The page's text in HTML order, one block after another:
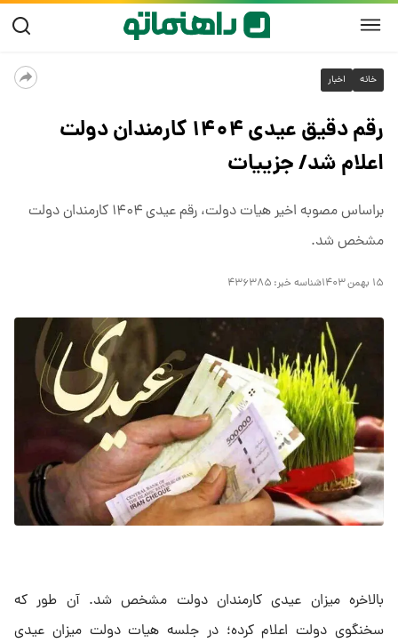
خانه اخبار
رقم دقیق عیدی ۱۴۰۴ کارمندان دولت
اعلام شد/ جزییات
براساس مصوبه اخیر هیات دولت، رقم عیدی ۱۴۰۴ کارمندان دولت
مشخص شد.
۱۵ بهمن ۱۴۰۳ شناسه خبر: ۴۳۶۳۸۵
بالاخره میزان عیدی کارمندان دولت مشخص شد. آن طور که
سخنگوی دولت اعلام کرده؛ در جلسه هیات دولت میزان عیدی